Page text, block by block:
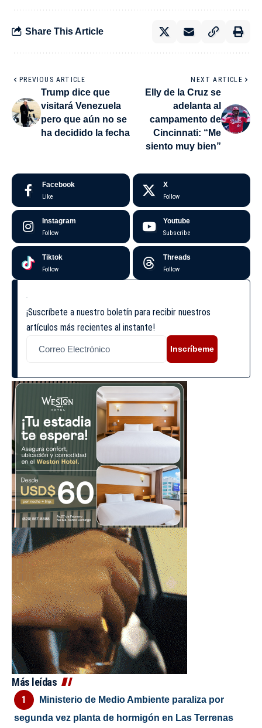
Share This Article
PREVIOUS ARTICLE
Trump dice que
visitará Venezuela
pero que aún no se
ha decidido la fecha
NEXT ARTICLE
Elly de la Cruz se
adelanta al
campamento de
Cincinnati: “Me
siento muy bien”
Facebook
Like
X
Follow
Instagram
Follow
Youtube
Subscribe
Tiktok
Follow
Threads
Follow
¡Suscríbete a nuestro boletín para recibir nuestros
artículos más recientes al instante!
Inscríbeme
Más leídas
Ministerio de Medio Ambiente paraliza por
segunda vez planta de hormigón en Las Terrenas